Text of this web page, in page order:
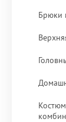
Брюки